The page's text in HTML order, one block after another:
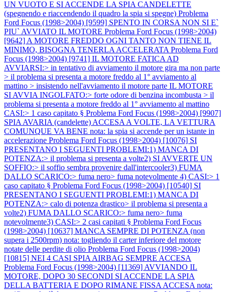
UN VUOTO E SI ACCENDE LA SPIA CANDELETTE
(spegnendo e riaccendendo il quadro la spia si spegne) Problema
Ford Focus (1998>2004) [9599] SPENTO IN CORSA NON SI E`
PIU` AVVIATO IL MOTORE Problema Ford Focus (1998>2004)
[9642] A MOTORE FREDDO OGNI TANTO NON TIENE IL
MINIMO, BISOGNA TENERLA ACCELERATA Problema Ford
Focus (1998>2004) [9741] IL MOTORE FATICA AD
AVVIARSI:> in tentativo di avviamento il motore gira ma non parte
> il problema si presenta a motore freddo al 1° avviamento al
mattino > insistendo nell'avviamento il motore parte IL MOTORE
SI AVVIA INGOLFATO:> forte odore di benzina incombusta > il
problema si presenta a motore freddo al 1° avviamento al mattino
CASI:> 1 caso capitato § Problema Ford Focus (1998>2004) [9907]
SPIA AVARIA (candelette) ACCESA A VOLTE, LA VETTURA
COMUNQUE VA BENE nota: la spia si accende per un istante in
accelerazione Problema Ford Focus (1998>2004) [10076] SI
PRESENTANO I SEGUENTI PROBLEMI:1) MANCA DI
POTENZA:> il problema si presenta a volte2) SI AVVERTE UN
SOFFIO:> il soffio sembra provenire dall'intercooler3) FUMA
DALLO SCARICO:> fuma nero> fuma notevolmente 4) CASI:> 1
caso capitato § Problema Ford Focus (1998>2004) [10540] SI
PRESENTANO I SEGUENTI PROBLEMI:1) MANCA DI
POTENZA:> calo di potenza drastico> il problema si presenta a
volte2) FUMA DALLO SCARICO:> fuma nero> fuma
notevolmente3) CASI:> 2 casi capitati § Problema Ford Focus
(1998>2004) [10637] MANCA SEMPRE DI POTENZA (non
supera i 2500rpm) nota: togliendo il carter inferiore del motore
notate delle perdite di olio Problema Ford Focus (1998>2004)
[10815] NEI 4 CASI SPIA AIRBAG SEMPRE ACCESA
Problema Ford Focus (1998>2004) [11369] AVVIANDO IL
MOTORE, DOPO 30 SECONDI SI ACCENDE LA SPIA
DELLA BATTERIA E DOPO RIMANE FISSA ACCESA nota: